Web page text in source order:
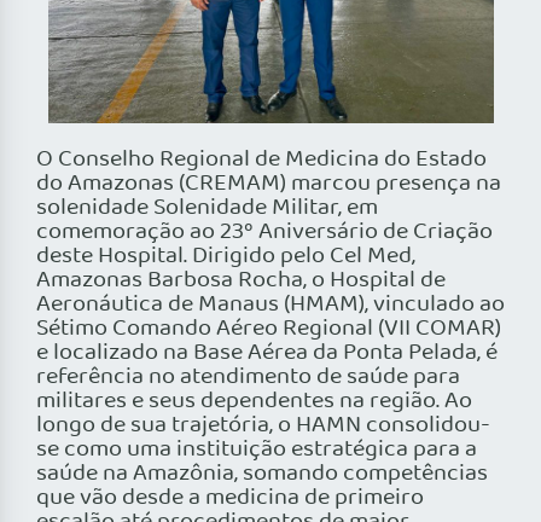
O Conselho Regional de Medicina do Estado
do Amazonas (CREMAM) marcou presença na
solenidade Solenidade Militar, em
comemoração ao 23º Aniversário de Criação
deste Hospital. Dirigido pelo Cel Med,
Amazonas Barbosa Rocha, o Hospital de
Aeronáutica de Manaus (HMAM), vinculado ao
Sétimo Comando Aéreo Regional (VII COMAR)
e localizado na Base Aérea da Ponta Pelada, é
referência no atendimento de saúde para
militares e seus dependentes na região. Ao
longo de sua trajetória, o HAMN consolidou-
se como uma instituição estratégica para a
saúde na Amazônia, somando competências
que vão desde a medicina de primeiro